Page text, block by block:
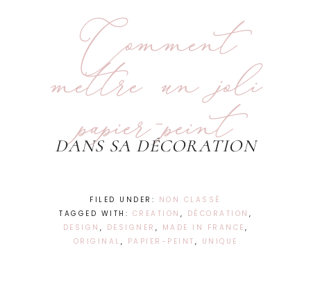
Comment
mettre un joli
papier-peint
DANS SA DÉCORATION
FILED UNDER: NON CLASSÉ
TAGGED WITH: CREATION , DÉCORATION ,
DESIGN , DESIGNER , MADE IN FRANCE ,
ORIGINAL , PAPIER-PEINT , UNIQUE